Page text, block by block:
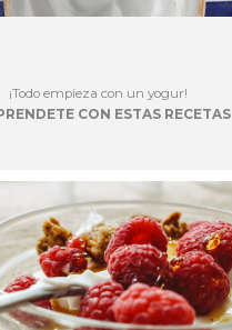
¡Todo empieza con un yogur!
CON ESTAS RECETAS